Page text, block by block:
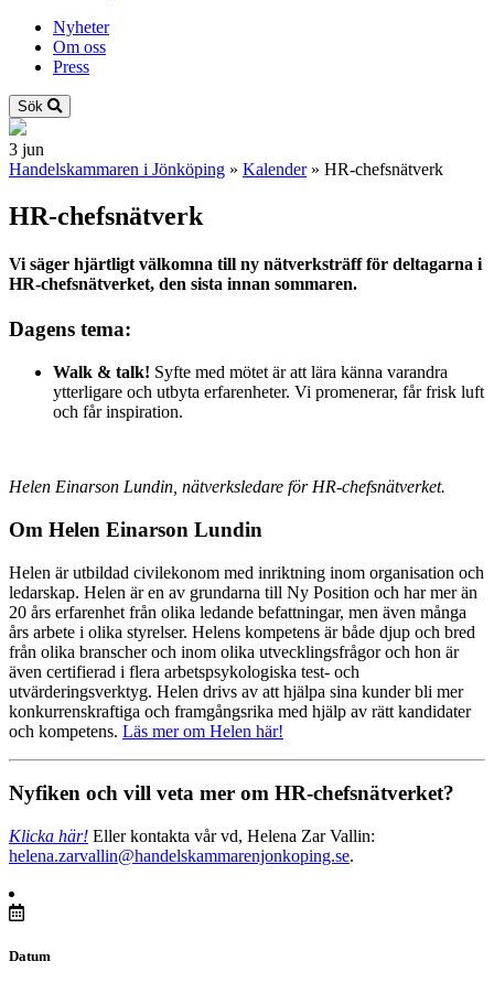
Nyheter
Om oss
Press
Sök
3 jun
Handelskammaren i Jönköping » Kalender » HR-chefsnätverk
HR-chefsnätverk
Vi säger hjärtligt välkomna till ny nätverksträff för deltagarna i
HR-chefsnätverket, den sista innan sommaren.
Dagens tema:
Walk & talk! Syfte med mötet är att lära känna varandra
ytterligare och utbyta erfarenheter. Vi promenerar, får frisk luft
och får inspiration.
Helen Einarson Lundin, nätverksledare för HR-chefsnätverket.
Om Helen Einarson Lundin
Helen är utbildad civilekonom med inriktning inom organisation och
ledarskap. Helen är en av grundarna till Ny Position och har mer än
20 års erfarenhet från olika ledande befattningar, men även många
års arbete i olika styrelser. Helens kompetens är både djup och bred
från olika branscher och inom olika utvecklingsfrågor och hon är
även certifierad i flera arbetspsykologiska test- och
utvärderingsverktyg. Helen drivs av att hjälpa sina kunder bli mer
konkurrenskraftiga och framgångsrika med hjälp av rätt kandidater
och kompetens. Läs mer om Helen här!
Nyfiken och vill veta mer om HR-chefsnätverket?
Klicka här! Eller kontakta vår vd, Helena Zar Vallin:
helena.zarvallin@handelskammarenjonkoping.se.
Datum